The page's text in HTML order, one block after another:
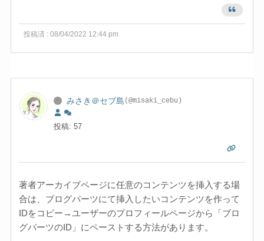
投稿済 : 08/04/2022 12:44 pm
みさき＠セブ島 (@misaki_cebu)
投稿: 57
著者アーカイブページに任意のコンテンツを挿入する場
合は、ブログパーツにて挿入したいコンテンツを作って
IDをコピー→ユーザーのプロフィールページから「ブロ
グパーツのID 」にペーストする方法があります。